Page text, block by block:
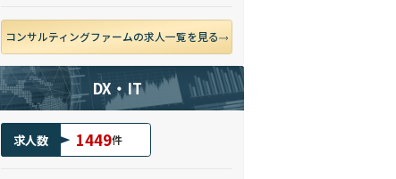
コンサルティングファームの求人一覧を見る
DX・IT
求人数 1449件